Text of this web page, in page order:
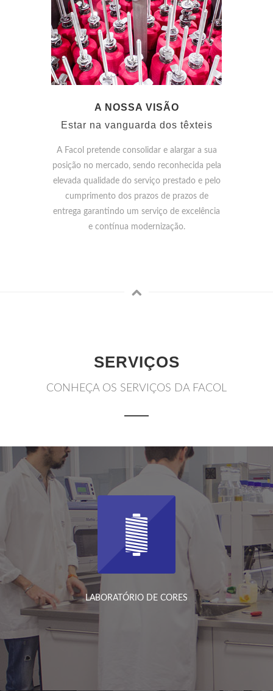
A NOSSA VISÃO
Estar na vanguarda dos têxteis
A Facol pretende consolidar e alargar a sua
posição no mercado, sendo reconhecida pela
elevada qualidade do serviço prestado e pelo
cumprimento dos prazos de prazos de
entrega garantindo um serviço de excelência
e contínua modernização.
SERVIÇOS
CONHEÇA OS SERVIÇOS DA FACOL
LABORATÓRIO DE CORES